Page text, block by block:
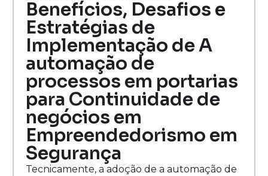
Benefícios, Desafios e
Estratégias de
Implementação de A
automação de
processos em portarias
para Continuidade de
negócios em
Empreendedorismo em
Segurança
Tecnicamente, a adoção de a automação de